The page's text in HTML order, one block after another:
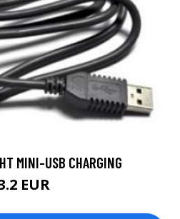
MINI-USB CHARGING
EUR